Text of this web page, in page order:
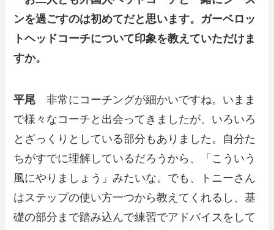
ンを過ごすのは初めてだと思います。ガーベロッ
トヘッドコーチについて印象を教えていただけま
すか。
平尾 非常にコーチングが細かいですね。いまま
で様々なコーチと出会ってきましたが、いろいろ
とざっくりとしている部分もありました。自分た
ちがすでに理解しているだろうから、「こういう
風にやりましょう」みたいな。でも、トニーさん
はステップの使い方一つから教えてくれるし、基
礎の部分まで踏み込んで練習でアドバイスをして